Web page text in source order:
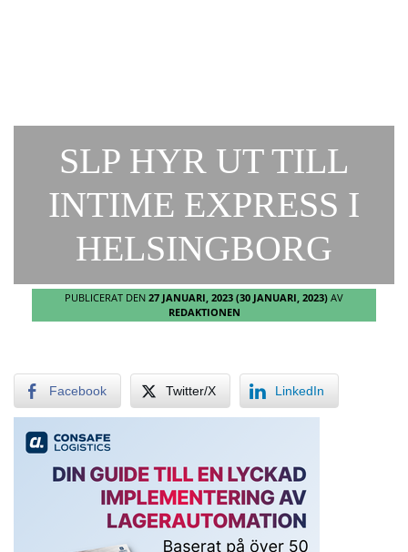
SLP HYR UT TILL
INTIME EXPRESS I
HELSINGBORG
PUBLICERAT DEN 27 JANUARI, 2023 (30 JANUARI, 2023) AV
REDAKTIONEN
Facebook Twitter/X LinkedIn